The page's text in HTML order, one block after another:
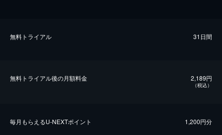
無料トライアル 31日間
無料トライアル後の⽉額料金 2,189円
（税込）
毎⽉もらえるU-NEXTポイント 1,200円分